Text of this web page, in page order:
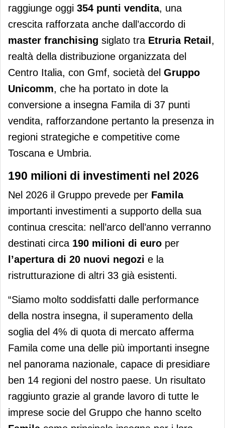
raggiunge oggi 354 punti vendita, una
crescita rafforzata anche dall’accordo di
master franchising siglato tra Etruria Retail ,
realtà della distribuzione organizzata del
Centro Italia, con Gmf, società del Gruppo
Unicomm, che ha portato in dote la
conversione a insegna Famila di 37 punti
vendita, rafforzandone pertanto la presenza in
regioni strategiche e competitive come
Toscana e Umbria.
190 milioni di investimenti nel 2026
Nel 2026 il Gruppo prevede per Famila
importanti investimenti a supporto della sua
continua crescita: nell’arco dell’anno verranno
destinati circa 190 milioni di euro per
l’apertura di 20 nuovi negozi e la
ristrutturazione di altri 33 già esistenti.
“Siamo molto soddisfatti dalle performance
della nostra insegna, il superamento della
soglia del 4% di quota di mercato afferma
Famila come una delle più importanti insegne
nel panorama nazionale, capace di presidiare
ben 14 regioni del nostro paese. Un risultato
raggiunto grazie al grande lavoro di tutte le
imprese socie del Gruppo che hanno scelto